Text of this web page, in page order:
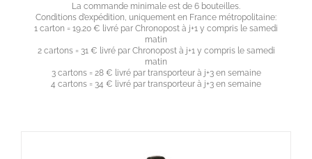
La commande minimale est de 6 bouteilles.
Conditions d’expédition, uniquement en France métropolitaine:
1 carton = 19.20 € livré par Chronopost à j+1 y compris le samedi
matin
2 cartons = 31 € livré par Chronopost à j+1 y compris le samedi
matin
3 cartons = 28 € livré par transporteur à j+3 en semaine
4 cartons = 34 € livré par transporteur à j+3 en semaine